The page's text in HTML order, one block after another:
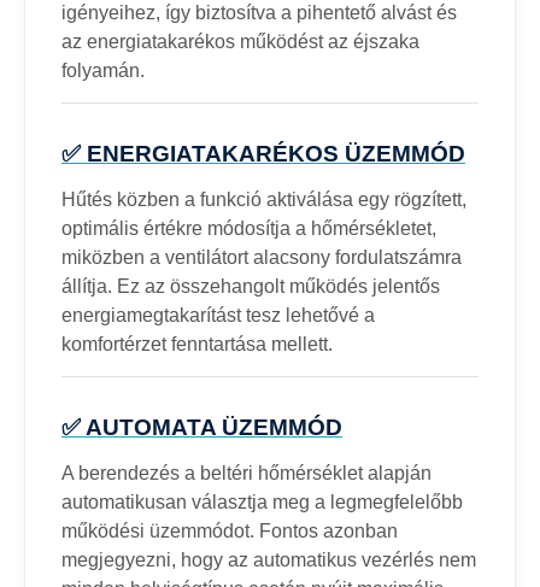
igényeihez, így biztosítva a pihentető alvást és
az energiatakarékos működést az éjszaka
folyamán.
✅ ENERGIATAKARÉKOS ÜZEMMÓD
Hűtés közben a funkció aktiválása egy rögzített,
optimális értékre módosítja a hőmérsékletet,
miközben a ventilátort alacsony fordulatszámra
állítja. Ez az összehangolt működés jelentős
energiamegtakarítást tesz lehetővé a
komfortérzet fenntartása mellett.
✅ AUTOMATA ÜZEMMÓD
A berendezés a beltéri hőmérséklet alapján
automatikusan választja meg a legmegfelelőbb
működési üzemmódot. Fontos azonban
megjegyezni, hogy az automatikus vezérlés nem